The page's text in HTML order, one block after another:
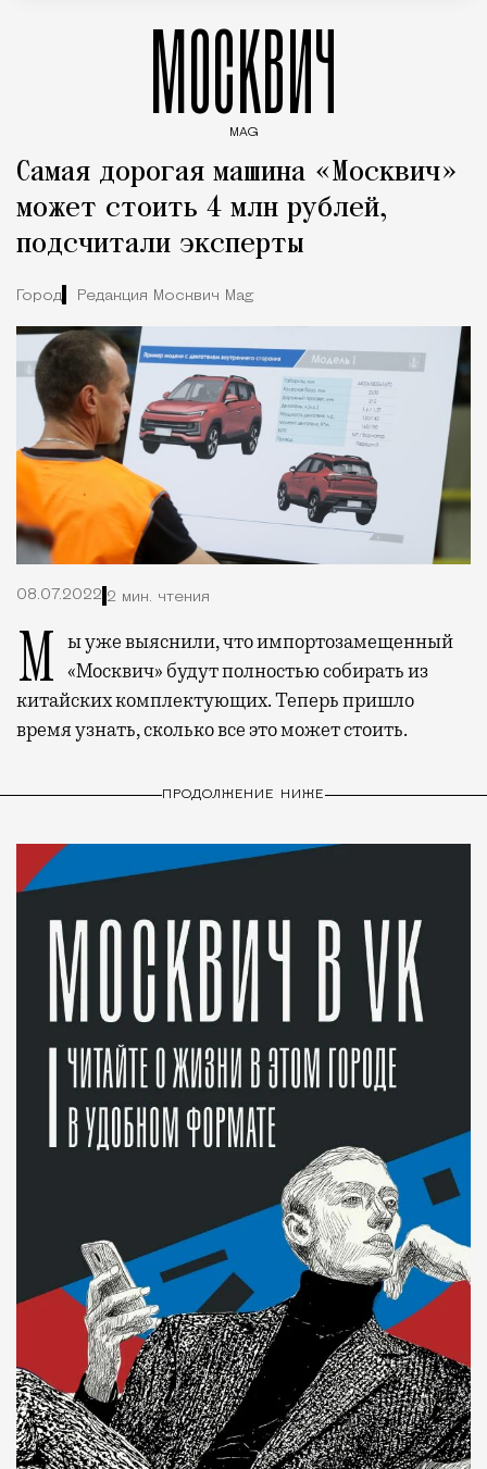
МОСКВИЧ
MAG
Самая дорогая машина «Москвич»
может стоить 4 млн рублей,
подсчитали эксперты
Город Редакция Москвич Mag
08.07.2022 2 мин. чтения
Мы уже выяснили, что импортозамещенный «Москвич» будут полностью собирать из
китайских комплектующих. Теперь пришло
время узнать, сколько все это может стоить.
ПРОДОЛЖЕНИЕ НИЖЕ